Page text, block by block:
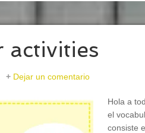
activities
Dejar un comentario
Hola a
el
consiste